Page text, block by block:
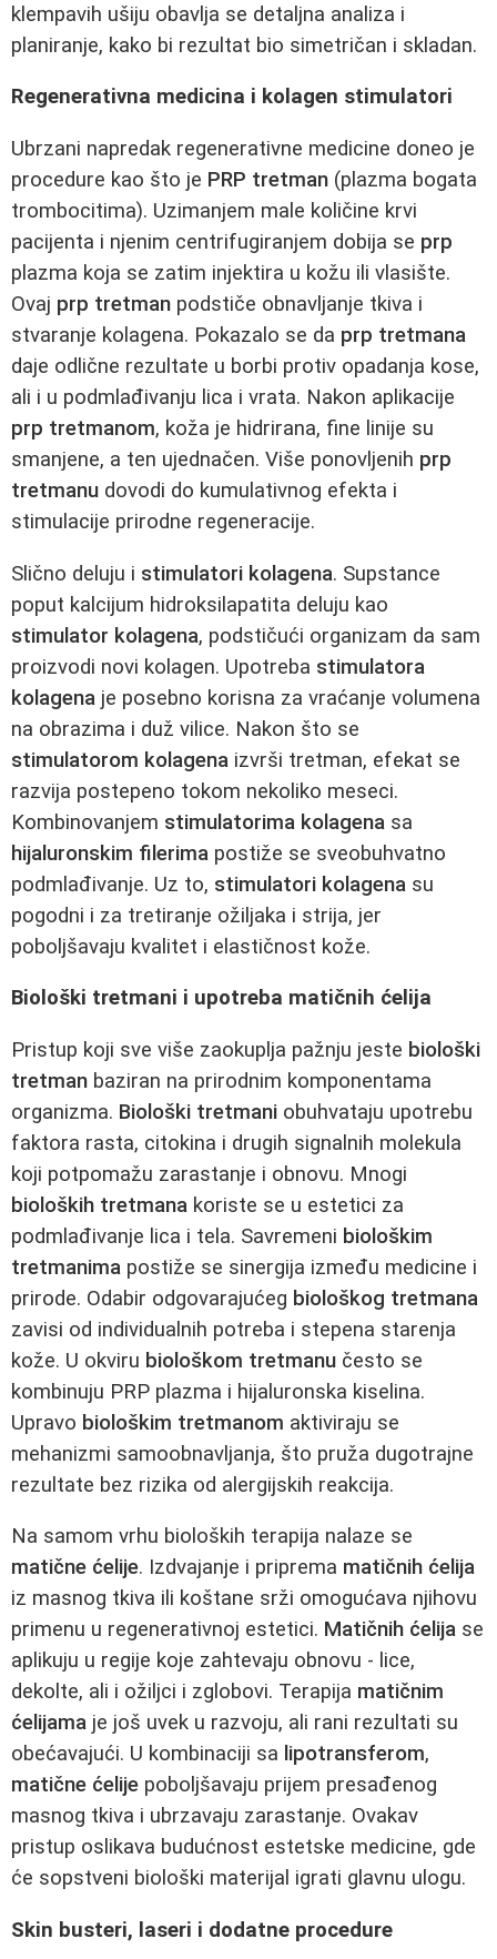
klempavih ušiju obavlja se detaljna analiza i
planiranje, kako bi rezultat bio simetričan i skladan.
Regenerativna medicina i kolagen stimulatori
Ubrzani napredak regenerativne medicine doneo je
procedure kao što je PRP tretman (plazma bogata
trombocitima). Uzimanjem male količine krvi
pacijenta i njenim centrifugiranjem dobija se prp
plazma koja se zatim injektira u kožu ili vlasište.
Ovaj prp tretman podstiče obnavljanje tkiva i
stvaranje kolagena. Pokazalo se da prp tretmana
daje odlične rezultate u borbi protiv opadanja kose,
ali i u podmlađivanju lica i vrata. Nakon aplikacije
prp tretmanom, koža je hidrirana, fine linije su
smanjene, a ten ujednačen. Više ponovljenih prp
tretmanu dovodi do kumulativnog efekta i
stimulacije prirodne regeneracije.
Slično deluju i stimulatori kolagena. Supstance
poput kalcijum hidroksilapatita deluju kao
stimulator kolagena, podstičući organizam da sam
proizvodi novi kolagen. Upotreba stimulatora
kolagena je posebno korisna za vraćanje volumena
na obrazima i duž vilice. Nakon što se
stimulatorom kolagena izvrši tretman, efekat se
razvija postepeno tokom nekoliko meseci.
Kombinovanjem stimulatorima kolagena sa
hijaluronskim filerima postiže se sveobuhvatno
podmlađivanje. Uz to, stimulatori kolagena su
pogodni i za tretiranje ožiljaka i strija, jer
poboljšavaju kvalitet i elastičnost kože.
Biološki tretmani i upotreba matičnih ćelija
Pristup koji sve više zaokuplja pažnju jeste biološki
tretman baziran na prirodnim komponentama
organizma. Biološki tretmani obuhvataju upotrebu
faktora rasta, citokina i drugih signalnih molekula
koji potpomažu zarastanje i obnovu. Mnogi
bioloških tretmana koriste se u estetici za
podmlađivanje lica i tela. Savremeni biološkim
tretmanima postiže se sinergija između medicine i
prirode. Odabir odgovarajućeg biološkog tretmana
zavisi od individualnih potreba i stepena starenja
kože. U okviru biološkom tretmanu često se
kombinuju PRP plazma i hijaluronska kiselina.
Upravo biološkim tretmanom aktiviraju se
mehanizmi samoobnavljanja, što pruža dugotrajne
rezultate bez rizika od alergijskih reakcija.
Na samom vrhu bioloških terapija nalaze se
matične ćelije. Izdvajanje i priprema matičnih ćelija
iz masnog tkiva ili koštane srži omogućava njihovu
primenu u regenerativnoj estetici. Matičnih ćelija se
aplikuju u regije koje zahtevaju obnovu - lice,
dekolte, ali i ožiljci i zglobovi. Terapija matičnim
ćelijama je još uvek u razvoju, ali rani rezultati su
obećavajući. U kombinaciji sa lipotransferom,
matične ćelije poboljšavaju prijem presađenog
masnog tkiva i ubrzavaju zarastanje. Ovakav
pristup oslikava budućnost estetske medicine, gde
će sopstveni biološki materijal igrati glavnu ulogu.
Skin busteri, laseri i dodatne procedure